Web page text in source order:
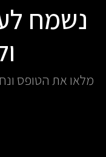
נשמח
מלאו את הטופס